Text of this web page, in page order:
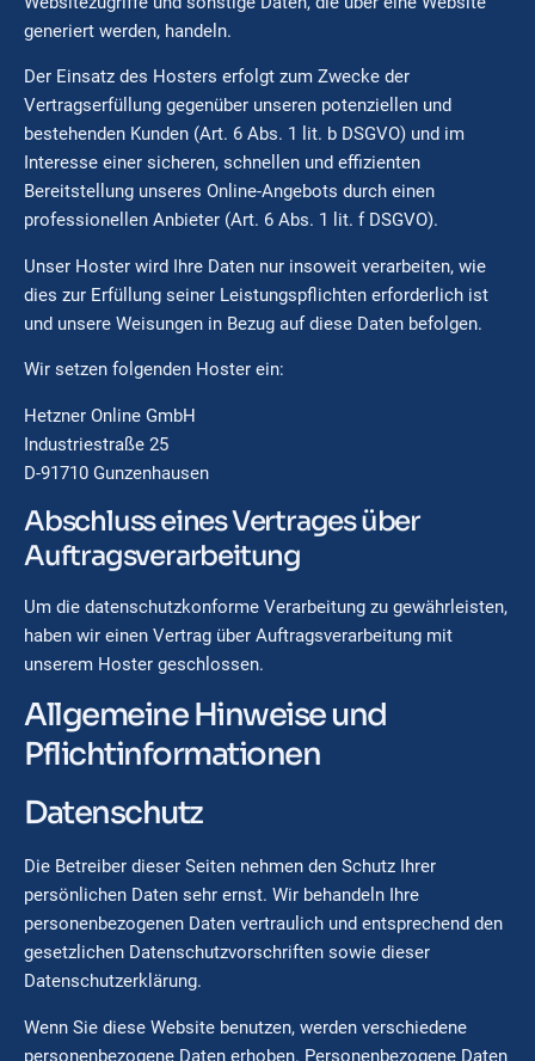
generiert werden, handeln.
Der Einsatz des Hosters erfolgt zum Zwecke der
Vertragserfüllung gegenüber unseren potenziellen und
bestehenden Kunden (Art. 6 Abs. 1 lit. b DSGVO) und im
Interesse einer sicheren, schnellen und effizienten
Bereitstellung unseres Online-Angebots durch einen
professionellen Anbieter (Art. 6 Abs. 1 lit. f DSGVO).
Unser Hoster wird Ihre Daten nur insoweit verarbeiten, wie
dies zur Erfüllung seiner Leistungspflichten erforderlich ist
und unsere Weisungen in Bezug auf diese Daten befolgen.
Wir setzen folgenden Hoster ein:
Hetzner Online GmbH
Industriestraße 25
D-91710 Gunzenhausen
Abschluss eines Vertrages über
Auftragsverarbeitung
Um die datenschutzkonforme Verarbeitung zu gewährleisten,
haben wir einen Vertrag über Auftragsverarbeitung mit
unserem Hoster geschlossen.
Allgemeine Hinweise und
Pflichtinformationen
Datenschutz
Die Betreiber dieser Seiten nehmen den Schutz Ihrer
persönlichen Daten sehr ernst. Wir behandeln Ihre
personenbezogenen Daten vertraulich und entsprechend den
gesetzlichen Datenschutzvorschriften sowie dieser
Datenschutzerklärung.
Wenn Sie diese Website benutzen, werden verschiedene
personenbezogene Daten erhoben. Personenbezogene Daten